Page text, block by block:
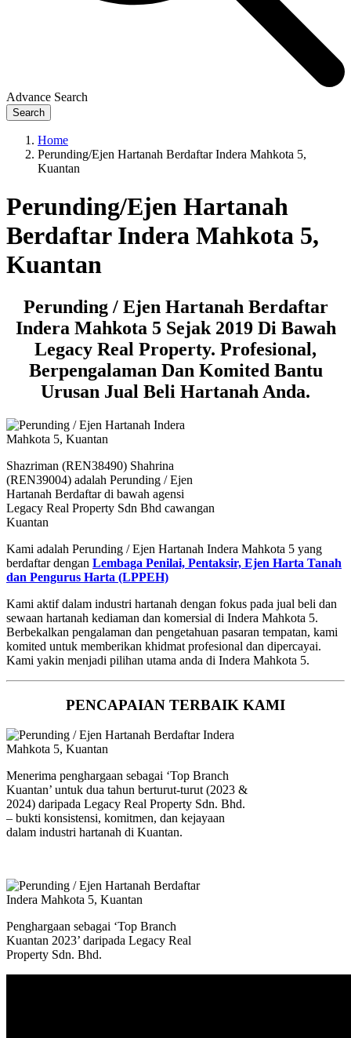
Advance Search
Search
Home
Perunding/Ejen Hartanah Berdaftar Indera Mahkota 5,
Kuantan
Perunding/Ejen Hartanah
Berdaftar Indera Mahkota 5,
Kuantan
Perunding / Ejen Hartanah Berdaftar
Indera Mahkota 5 Sejak 2019 Di Bawah
Legacy Real Property. Profesional,
Berpengalaman Dan Komited Bantu
Urusan Jual Beli Hartanah Anda.
Shazriman (REN38490) Shahrina
(REN39004) adalah Perunding / Ejen
Hartanah Berdaftar di bawah agensi
Legacy Real Property Sdn Bhd cawangan
Kuantan
Kami adalah Perunding / Ejen Hartanah Indera Mahkota 5 yang
berdaftar dengan Lembaga Penilai, Pentaksir, Ejen Harta Tanah
dan Pengurus Harta (LPPEH)
Kami aktif dalam industri hartanah dengan fokus pada jual beli dan
sewaan hartanah kediaman dan komersial di Indera Mahkota 5.
Berbekalkan pengalaman dan pengetahuan pasaran tempatan, kami
komited untuk memberikan khidmat profesional dan dipercayai.
Kami yakin menjadi pilihan utama anda di Indera Mahkota 5.
PENCAPAIAN TERBAIK KAMI
Menerima penghargaan sebagai ‘Top Branch
Kuantan’ untuk dua tahun berturut-turut (2023 &
2024) daripada Legacy Real Property Sdn. Bhd.
– bukti konsistensi, komitmen, dan kejayaan
dalam industri hartanah di Kuantan.
Penghargaan sebagai ‘Top Branch
Kuantan 2023’ daripada Legacy Real
Property Sdn. Bhd.